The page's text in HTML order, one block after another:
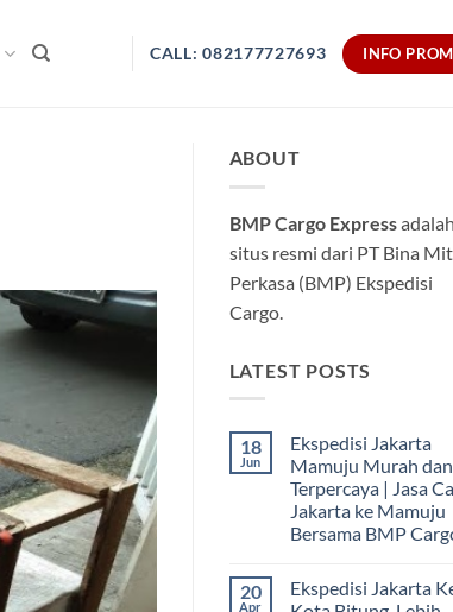
CALL: 082177727693 INFO
ABOUT
BMP Cargo Expressadalah
situs resmi dari PT Bina
Perkasa (BMP) Ekspedisi
Cargo.
LATEST POSTS
18
Jun
Ekspedisi Jakarta
Mamuju Murah dan
Terpercaya | Jasa
Jakarta ke Mamuju
Bersama BMP
komentar
pada
20
Apr
Ekspedisi Jakarta